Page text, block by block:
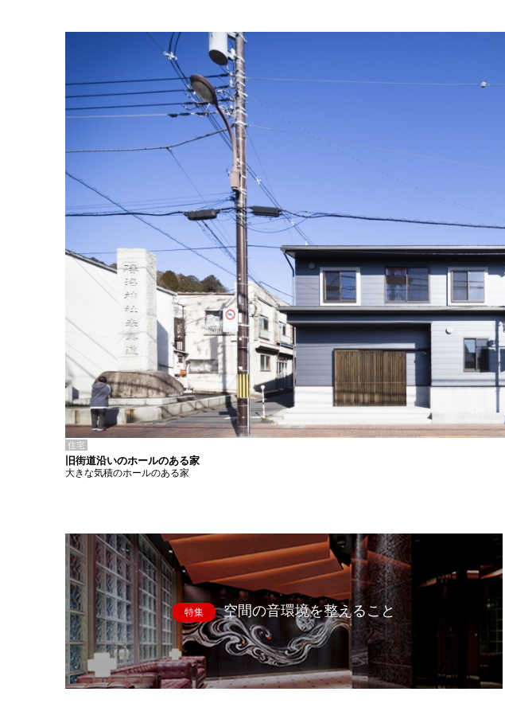
住宅
旧街道沿いのホールのある家
大きな気積のホールのある家
特集 空間の音環境を整えること